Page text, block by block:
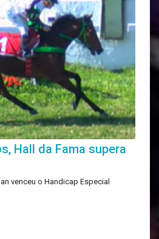
Hall da Fama supera
venceu o Handicap Especial